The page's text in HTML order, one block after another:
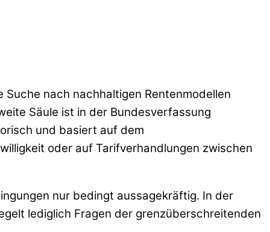
nach nachhaltigen Rentenmodellen
Säule ist in der Bundesverfassung
und basiert auf dem
oder auf Tarifverhandlungen zwischen
nur bedingt aussagekräftig. In der
lediglich Fragen der grenzüberschreitenden